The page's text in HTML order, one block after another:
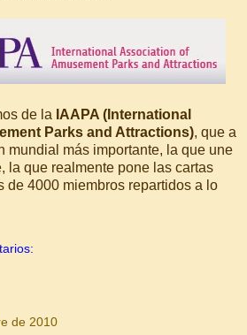
de la IAAPA (International
Parks and Attractions), que a
mundial más importante, la que une
la que realmente pone las cartas
de 4000 miembros repartidos a lo
de 2010